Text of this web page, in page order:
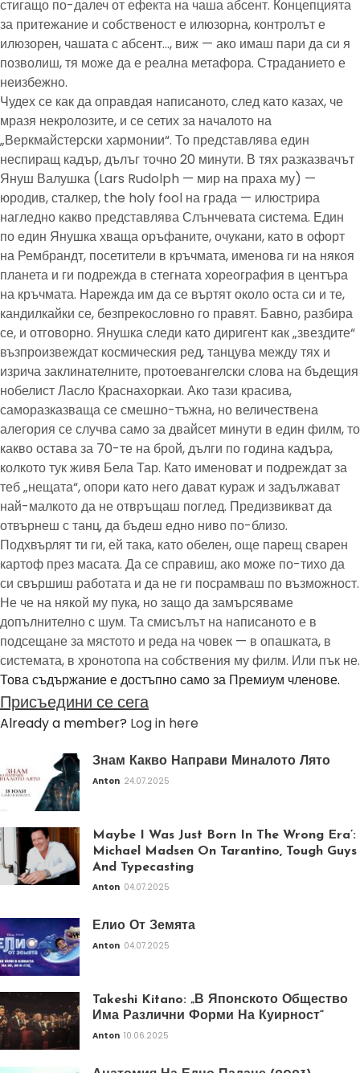
стигащо по-далеч от ефекта на чаша абсент. Концепцията
за притежание и собственост е илюзорна, контролът е
илюзорен, чашата с абсент…, виж — ако имаш пари да си я
позволиш, тя може да е реална метафора. Страданието е
неизбежно.
Чудех се как да оправдая написаното, след като казах, че
мразя некролозите, и се сетих за началото на
„Веркмайстерски хармонии“. То представлява един
неспиращ кадър, дълъг точно 20 минути. В тях разказвачът
Януш Валушка (Lars Rudolph — мир на праха му) —
юродив, сталкер, the holy fool на града — илюстрира
нагледно какво представлява Слънчевата система. Един
по един Янушка хваща оръфаните, очукани, като в офорт
на Рембрандт, посетители в кръчмата, именова ги на някоя
планета и ги подрежда в стегната хореография в центъра
на кръчмата. Нарежда им да се въртят около оста си и те,
кандилкайки се, безпрекословно го правят. Бавно, разбира
се, и отговорно. Янушка следи като диригент как „звездите“
възпроизвеждат космическия ред, танцува между тях и
изрича заклинателните, протоевангелски слова на бъдещия
нобелист Ласло Краснахоркаи. Ако тази красива,
саморазказваща се смешно-тъжна, но величествена
алегория се случва само за двайсет минути в един филм, то
какво остава за 70-те на брой, дълги по година кадъра,
колкото тук живя Бела Тар. Като именоват и подреждат за
теб „нещата“, опори като него дават кураж и задължават
най-малкото да не отвръщаш поглед. Предизвикват да
отвърнеш с танц, да бъдеш едно ниво по-близо.
Подхвърлят ти ги, ей така, като обелен, още парещ сварен
картоф през масата. Да се справиш, ако може по-тихо да
си свършиш работата и да не ги посрамваш по възможност.
Не че на някой му пука, но защо да замърсяваме
допълнително с шум. Та смисълът на написаното е в
подсещане за мястото и реда на човек — в опашката, в
системата, в хронотопа на собствения му филм. Или пък не.
Това съдържание е достъпно само за Премиум членове.
Присъедини се сега
Already a member? Log in here
Знам Какво Направи Миналото Лято
Anton 24.07.2025
Maybe I Was Just Born In The Wrong Era’:
Michael Madsen On Tarantino, Tough Guys
And Typecasting
Anton 04.07.2025
Елио От Земята
Anton 04.07.2025
Takeshi Kitano: „В Японското Общество
Има Различни Форми На Куирност“
Anton 10.06.2025